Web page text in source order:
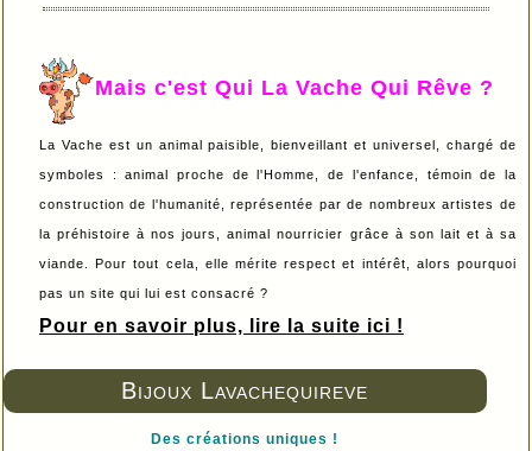
Bijoux Lavachequireve
Des créations uniques !
Mais c'est Qui La Vache Qui Rêve ?
La Vache est un animal paisible, bienveillant et universel, chargé de
symboles : animal proche de l'Homme, de l'enfance, témoin de la
construction de l'humanité, représentée par de nombreux artistes de
la préhistoire à nos jours, animal nourricier grâce à son lait et à sa
viande. Pour tout cela, elle mérite respect et intérêt, alors pourquoi
pas un site qui lui est consacré ?
Pour en savoir plus, lire la suite ici !